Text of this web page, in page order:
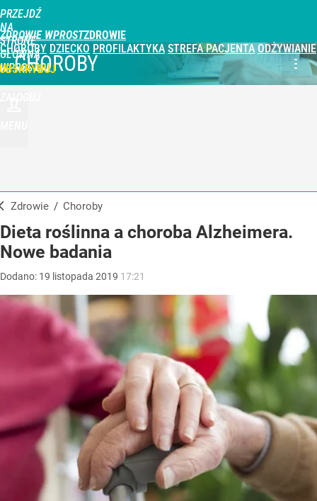
PRZEJDŹ
NA
STRONĘ
GŁÓWNĄ
WPROST.PL
ZDROWIE WPROST
CHOROBY DZIECKO PROFILAKTYKA STREFA PACJENTA ODŻYWIANIE
CHOROBY
Zdrowie / Choroby
Dieta roślinna a choroba Alzheimera.
Nowe badania
Dodano: 19 listopada 2019 17:21